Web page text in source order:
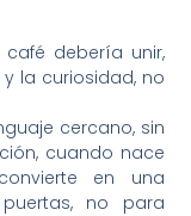
café debería unir,
la curiosidad, no
cercano, sin
cuando nace
en una
no para